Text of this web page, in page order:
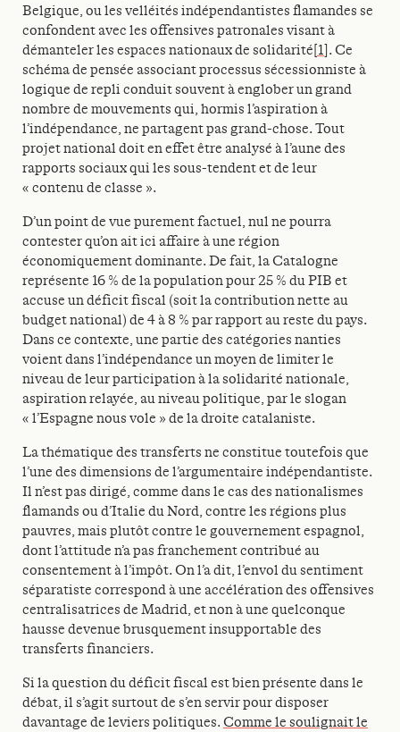
Belgique, ou les velléités indépendantistes flamandes se
confondent avec les offensives patronales visant à
démanteler les espaces nationaux de solidarité[1] . Ce
schéma de pensée associant processus sécessionniste à
logique de repli conduit souvent à englober un grand
nombre de mouvements qui, hormis l’aspiration à
l’indépendance, ne partagent pas grand-chose. Tout
projet national doit en effet être analysé à l’aune des
rapports sociaux qui les sous-tendent et de leur
« contenu de classe ».
D’un point de vue purement factuel, nul ne pourra
contester qu’on ait ici affaire à une région
économiquement dominante. De fait, la Catalogne
représente 16 % de la population pour 25 % du PIB et
accuse un déficit fiscal (soit la contribution nette au
budget national) de 4 à 8 % par rapport au reste du pays.
Dans ce contexte, une partie des catégories nanties
voient dans l’indépendance un moyen de limiter le
niveau de leur participation à la solidarité nationale,
aspiration relayée, au niveau politique, par le slogan
« l’Espagne nous vole » de la droite catalaniste.
La thématique des transferts ne constitue toutefois que
l’une des dimensions de l’argumentaire indépendantiste.
Il n’est pas dirigé, comme dans le cas des nationalismes
flamands ou d’Italie du Nord, contre les régions plus
pauvres, mais plutôt contre le gouvernement espagnol,
dont l’attitude n’a pas franchement contribué au
consentement à l’impôt. On l’a dit, l’envol du sentiment
séparatiste correspond à une accélération des offensives
centralisatrices de Madrid, et non à une quelconque
hausse devenue brusquement insupportable des
transferts financiers.
Si la question du déficit fiscal est bien présente dans le
débat, il s’agit surtout de s’en servir pour disposer
davantage de leviers politiques. Comme le soulignait le